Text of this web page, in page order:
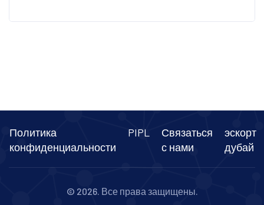
расходы. Даны полезные советы и
Политика
конфиденциальности
PIPL
Связаться
с нами
эскорт
дубай
© 2026. Все права защищены.